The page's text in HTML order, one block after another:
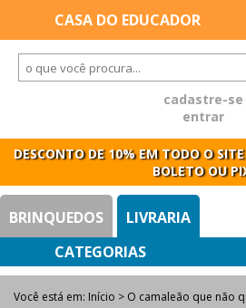
cadastre-se
entrar
DESCONTO DE 10% EM TODO O
BOLETO OU
BRINQUEDOS LIVRARIA
Você está em: Início > O camaleão que não